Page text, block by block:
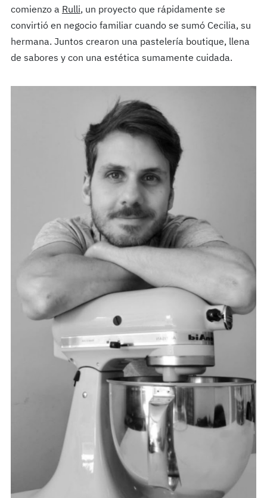
comienzo a Rulli, un proyecto que rápidamente se
convirtió en negocio familiar cuando se sumó Cecilia, su
hermana. Juntos crearon una pastelería boutique, llena
de sabores y con una estética sumamente cuidada.